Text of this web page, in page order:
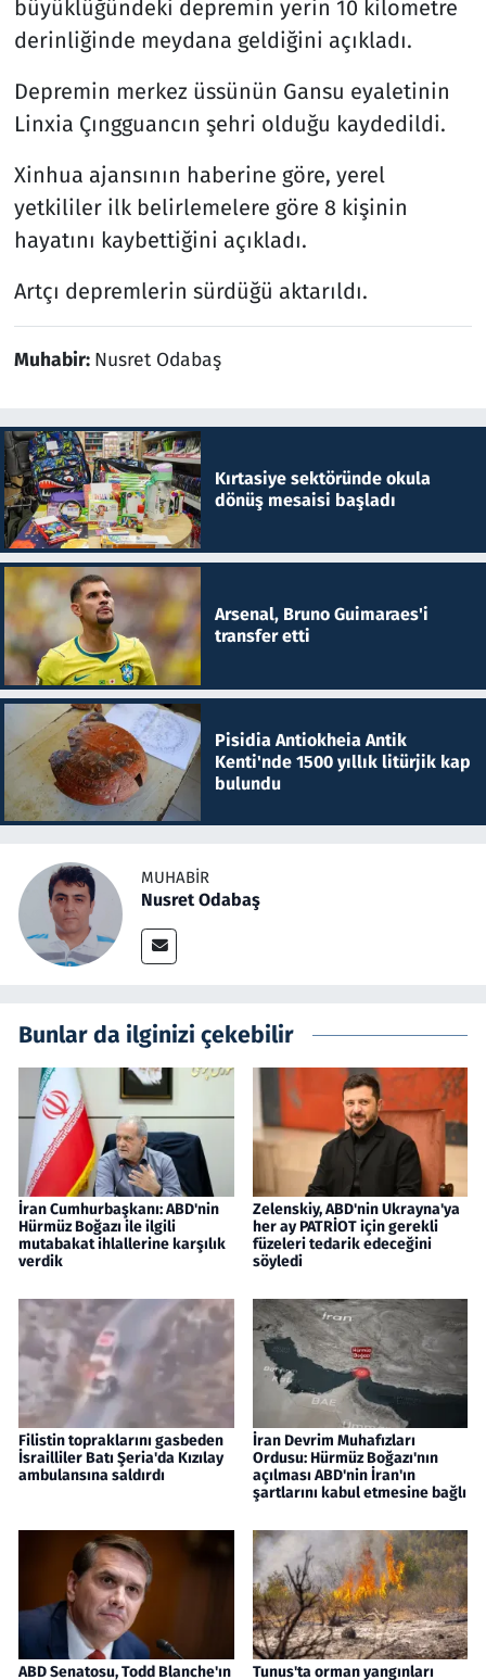
büyüklüğündeki depremin yerin 10 kilometre
derinliğinde meydana geldiğini açıkladı.
Depremin merkez üssünün Gansu eyaletinin
Linxia Çıngguancın şehri olduğu kaydedildi.
Xinhua ajansının haberine göre, yerel
yetkililer ilk belirlemelere göre 8 kişinin
hayatını kaybettiğini açıkladı.
Artçı depremlerin sürdüğü aktarıldı.
Muhabir: Nusret Odabaş
Kırtasiye sektöründe okula
dönüş mesaisi başladı
Arsenal, Bruno Guimaraes'i
transfer etti
Pisidia Antiokheia Antik
Kenti'nde 1500 yıllık litürjik kap
bulundu
MUHABIR
Nusret Odabaş
Bunlar da ilginizi çekebilir
İran Cumhurbaşkanı: ABD'nin
Hürmüz Boğazı ile ilgili
mutabakat ihlallerine karşılık
verdik
Zelenskiy, ABD'nin Ukrayna'ya
her ay PATRİOT için gerekli
füzeleri tedarik edeceğini
söyledi
Filistin topraklarını gasbeden
İsrailliler Batı Şeria'da Kızılay
ambulansına saldırdı
İran Devrim Muhafızları
Ordusu: Hürmüz Boğazı'nın
açılması ABD'nin İran'ın
şartlarını kabul etmesine bağlı
ABD Senatosu, Todd Blanche'ın Tunus'ta orman yangınları
Seçim 2023
Teknoloji ve Bilim
Televizyon